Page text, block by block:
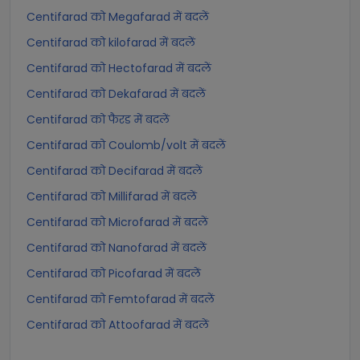
Centifarad को Megafarad में बदलें
Centifarad को kilofarad में बदलें
Centifarad को Hectofarad में बदलें
Centifarad को Dekafarad में बदलें
Centifarad को फैरड में बदलें
Centifarad को Coulomb/volt में बदलें
Centifarad को Decifarad में बदलें
Centifarad को Millifarad में बदलें
Centifarad को Microfarad में बदलें
Centifarad को Nanofarad में बदलें
Centifarad को Picofarad में बदलें
Centifarad को Femtofarad में बदलें
Centifarad को Attoofarad में बदलें